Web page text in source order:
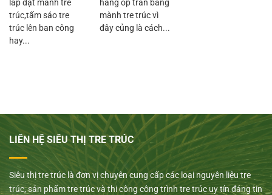
lắp đặt mành tre
trúc,tấm sáo tre
trúc lên ban công
hay...
hàng ốp trần bằng
mành tre trúc vì
đây củng là cách...
LIÊN HỆ SIÊU THỊ TRE TRÚC
Siêu thị tre trúc là đơn vị chuyên cung cấp các loại nguyên liệu tre
trúc, sản phẩm tre trúc và thi công công trình tre trúc uy tín đáng tin